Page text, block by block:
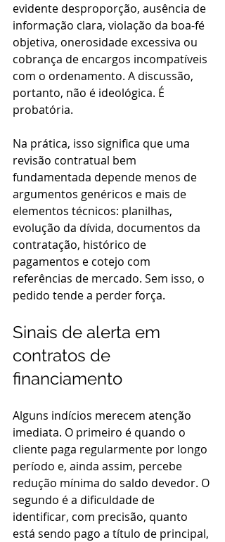
evidente desproporção, ausência de
informação clara, violação da boa-fé
objetiva, onerosidade excessiva ou
cobrança de encargos incompatíveis
com o ordenamento. A discussão,
portanto, não é ideológica. É
probatória.
Na prática, isso significa que uma
revisão contratual bem
fundamentada depende menos de
argumentos genéricos e mais de
elementos técnicos: planilhas,
evolução da dívida, documentos da
contratação, histórico de
pagamentos e cotejo com
referências de mercado. Sem isso, o
pedido tende a perder força.
Sinais de alerta em
contratos de
financiamento
Alguns indícios merecem atenção
imediata. O primeiro é quando o
cliente paga regularmente por longo
período e, ainda assim, percebe
redução mínima do saldo devedor. O
segundo é a dificuldade de
identificar, com precisão, quanto
está sendo pago a título de principal,